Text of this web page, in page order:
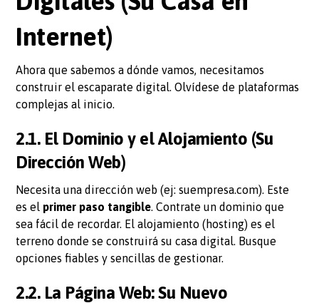
Internet)
Ahora que sabemos a dónde vamos, necesitamos
construir el escaparate digital. Olvídese de plataformas
complejas al inicio.
2.1. El Dominio y el Alojamiento (Su
Dirección Web)
Necesita una dirección web (ej: suempresa.com). Este
es el primer paso tangible . Contrate un dominio que
sea fácil de recordar. El alojamiento (hosting) es el
terreno donde se construirá su casa digital. Busque
opciones fiables y sencillas de gestionar.
2.2. La Página Web: Su Nuevo